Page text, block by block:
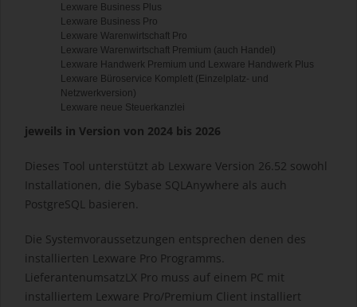
Lexware Business Plus
Lexware Business Pro
Lexware Warenwirtschaft Pro
Lexware Warenwirtschaft Premium (auch Handel)
Lexware Handwerk Premium und Lexware Handwerk Plus
Lexware Büroservice Komplett (Einzelplatz- und
Netzwerkversion)
Lexware neue Steuerkanzlei
jeweils in Version von 2024 bis 2026
Dieses Tool unterstützt ab Lexware Version 26.52 sowohl
Installationen, die Sybase SQLAnywhere als auch
PostgreSQL basieren.
Die Systemvoraussetzungen entsprechen denen des
installierten Lexware Pro Programms.
LieferantenumsatzLX Pro muss auf einem PC mit
installiertem Lexware Pro/Premium Client installiert